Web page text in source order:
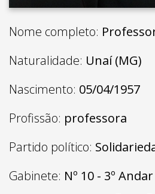
Nome completo:
Naturalidade: Unaí (MG)
Nascimento: 05/04/1957
Profissão: professora
Partido político:
Gabinete: Nº 10 - 3º Andar